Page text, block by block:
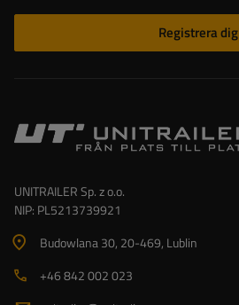
Registrera dig
UNITRAILER Sp. z o.o.
NIP: PL5213739921
Budowlana 30, 20-469, Lublin
+46 842 002 023